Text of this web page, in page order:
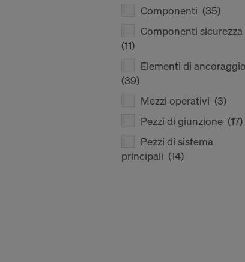
Componenti (35)
Componenti sicurezza
(11)
Elementi di ancoraggio
(39)
Mezzi operativi (3)
Pezzi di giunzione (17)
Pezzi di sistema
principali (14)